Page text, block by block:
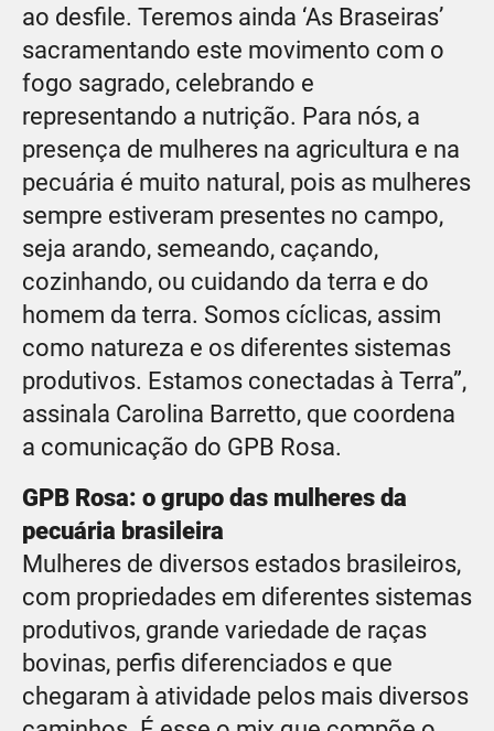
ao desfile. Teremos ainda ‘As Braseiras’
sacramentando este movimento com o
fogo sagrado, celebrando e
representando a nutrição. Para nós, a
presença de mulheres na agricultura e na
pecuária é muito natural, pois as mulheres
sempre estiveram presentes no campo,
seja arando, semeando, caçando,
cozinhando, ou cuidando da terra e do
homem da terra. Somos cíclicas, assim
como natureza e os diferentes sistemas
produtivos. Estamos conectadas à Terra”,
assinala Carolina Barretto, que coordena
a comunicação do GPB Rosa.
GPB Rosa: o grupo das mulheres da
pecuária brasileira
Mulheres de diversos estados brasileiros,
com propriedades em diferentes sistemas
produtivos, grande variedade de raças
bovinas, perfis diferenciados e que
chegaram à atividade pelos mais diversos